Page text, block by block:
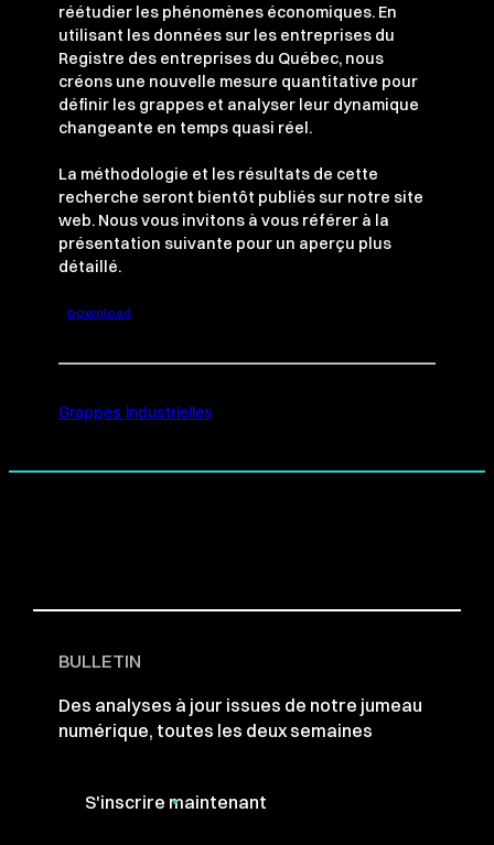
réétudier les phénomènes économiques. En
utilisant les données sur les entreprises du
Registre des entreprises du Québec, nous
créons une nouvelle mesure quantitative pour
définir les grappes et analyser leur dynamique
changeante en temps quasi réel.
La méthodologie et les résultats de cette
recherche seront bientôt publiés sur notre site
web. Nous vous invitons à vous référer à la
présentation suivante pour un aperçu plus
détaillé.
Download
Grappes industrielles
BULLETIN
Des analyses à jour issues de notre jumeau
numérique, toutes les deux semaines
S'inscrire maintenant